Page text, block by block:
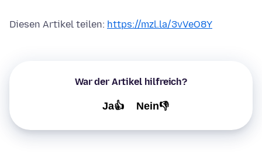
Diesen Artikel teilen: https://mzl.la/3vVeO8Y
War der Artikel hilfreich?
Ja👍 Nein👎